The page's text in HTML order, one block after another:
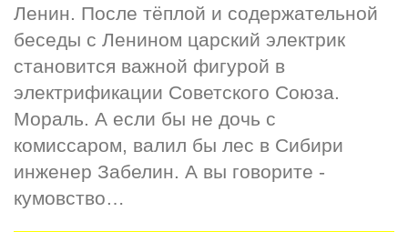
Ленин. После тёплой и содержательной
беседы с Ленином царский электрик
становится важной фигурой в
электрификации Советского Союза.
Мораль. А если бы не дочь с
комиссаром, валил бы лес в Сибири
инженер Забелин. А вы говорите -
кумовство…